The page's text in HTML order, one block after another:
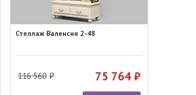
Стеллаж Валенсия 2-48
116 560 75 764